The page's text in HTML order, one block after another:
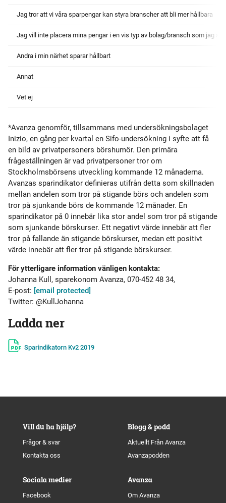
Jag tror att vi våra sparpengar kan styra branscher att bli mer hållbara
Jag vill inte placera mina pengar i en vis typ av bolag/bransch som jag
Andra i min närhet sparar hållbart
Annat
Vet ej
*Avanza genomför, tillsammans med undersökningsbolaget
Inizio, en gång per kvartal en Sifo-undersökning i syfte att få
en bild av privatpersoners börshumör. Den primära
frågeställningen är vad privatpersoner tror om
Stockholmsbörsens utveckling kommande 12 månaderna.
Avanzas sparindikator definieras utifrån detta som skillnaden
mellan andelen som tror på stigande börs och andelen som
tror på sjunkande börs de kommande 12 månader. En
sparindikator på 0 innebär lika stor andel som tror på stigande
som sjunkande börskurser. Ett negativt värde innebär att fler
tror på fallande än stigande börskurser, medan ett positivt
värde innebär att fler tror på stigande börskurser.
För ytterligare information vänligen kontakta:
Johanna Kull, sparekonom Avanza, 070-452 48 34,
E-post: [email protected]
Twitter: @KullJohanna
Ladda ner
Sparindikatorn Kv2 2019
Vill du ha hjälp?
Frågor & svar
Kontakta oss
Blogg & podd
Aktuellt Från Avanza
Avanzapodden
Sociala medier
Facebook
Avanza
Om Avanza